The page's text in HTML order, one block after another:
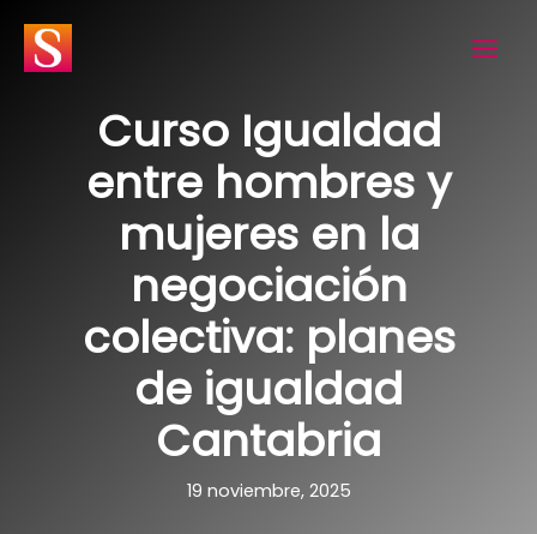
contenido
Curso Igualdad
entre hombres y
mujeres en la
negociación
colectiva: planes
de igualdad
Cantabria
19 noviembre, 2025